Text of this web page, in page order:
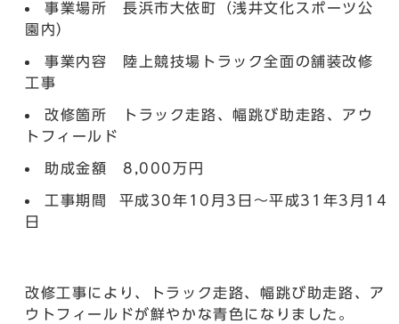
事業場所 長浜市大依町（浅井文化スポーツ公
園内）
事業内容 陸上競技場トラック全面の舗装改修
工事
改修箇所 トラック走路、幅跳び助走路、アウ
トフィールド
助成金額 8,000万円
工事期間 平成30年10月3日～平成31年3月14
日
改修工事により、トラック走路、幅跳び助走路、ア
ウトフィールドが鮮やかな青色になりました。